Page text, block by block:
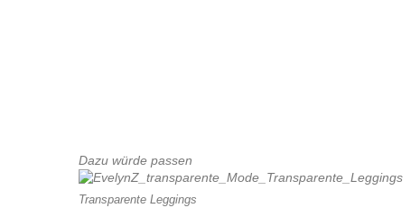
Dazu würde passen
Transparente Leggings